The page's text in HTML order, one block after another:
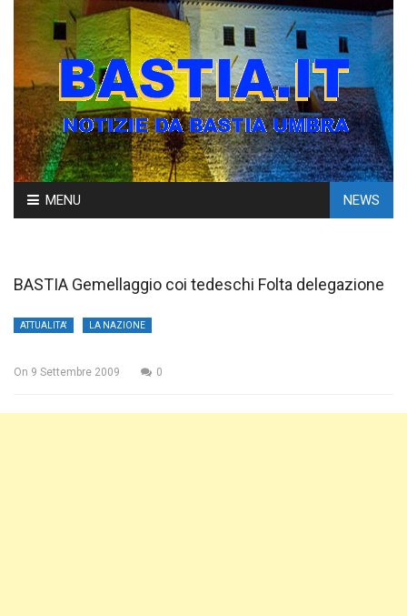
Skip
to
MENU NEWS
BASTIA Gemellaggio coi tedeschi Folta delegazione
ATTUALITA' LA NAZIONE
On 9 Settembre 2009 0